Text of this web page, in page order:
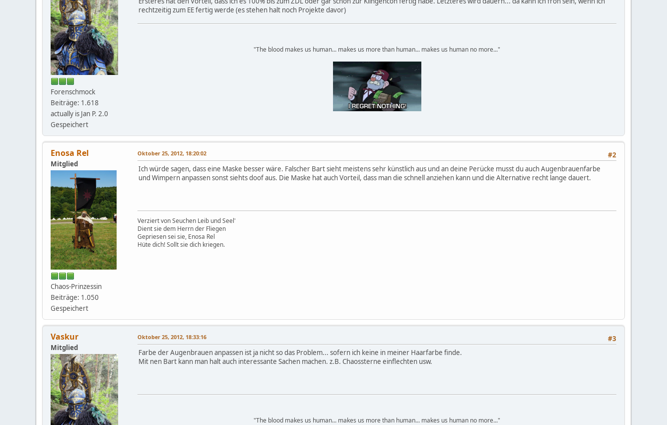
Forenschmock
Beiträge: 1.618
actually is Jan P. 2.0
Gespeichert
rechtzeitig zum EE fertig werde (es stehen halt noch Projekte davor)
"The blood makes us human... makes us more than human... makes us human no more..."
Enosa Rel
Mitglied
Chaos-Prinzessin
Beiträge: 1.050
Gespeichert
#2
Oktober 25, 2012, 18:20:02
Ich würde sagen, dass eine Maske besser wäre. Falscher Bart sieht meistens sehr künstlich aus und an deine Perücke musst du auch Augenbrauenfarbe
und Wimpern anpassen sonst siehts doof aus. Die Maske hat auch Vorteil, dass man die schnell anziehen kann und die Alternative recht lange dauert.
Verziert von Seuchen Leib und Seel'
Dient sie dem Herrn der Fliegen
Gepriesen sei sie, Enosa Rel
Hüte dich! Sollt sie dich kriegen.
Vaskur
Mitglied
#3
Oktober 25, 2012, 18:33:16
Farbe der Augenbrauen anpassen ist ja nicht so das Problem... sofern ich keine in meiner Haarfarbe finde.
Mit nen Bart kann man halt auch interessante Sachen machen. z.B. Chaossterne einflechten usw.
"The blood makes us human... makes us more than human... makes us human no more..."